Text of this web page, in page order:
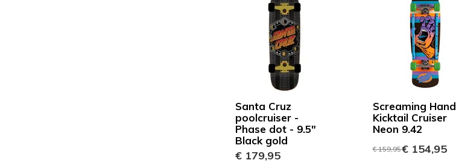
Santa Cruz
poolcruiser -
Phase dot - 9.5"
Black gold
€ 179,95
Screaming Hand
Kicktail Cruiser
Neon 9.42
€ 159,95€ 154,95